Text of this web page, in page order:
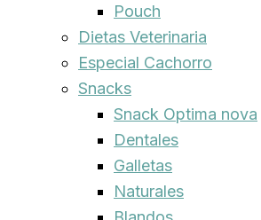
Pouch
Dietas Veterinaria
Especial Cachorro
Snacks
Snack Optima nova
Dentales
Galletas
Naturales